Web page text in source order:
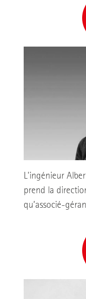
L'ingénieur
prend la
qu’associé-